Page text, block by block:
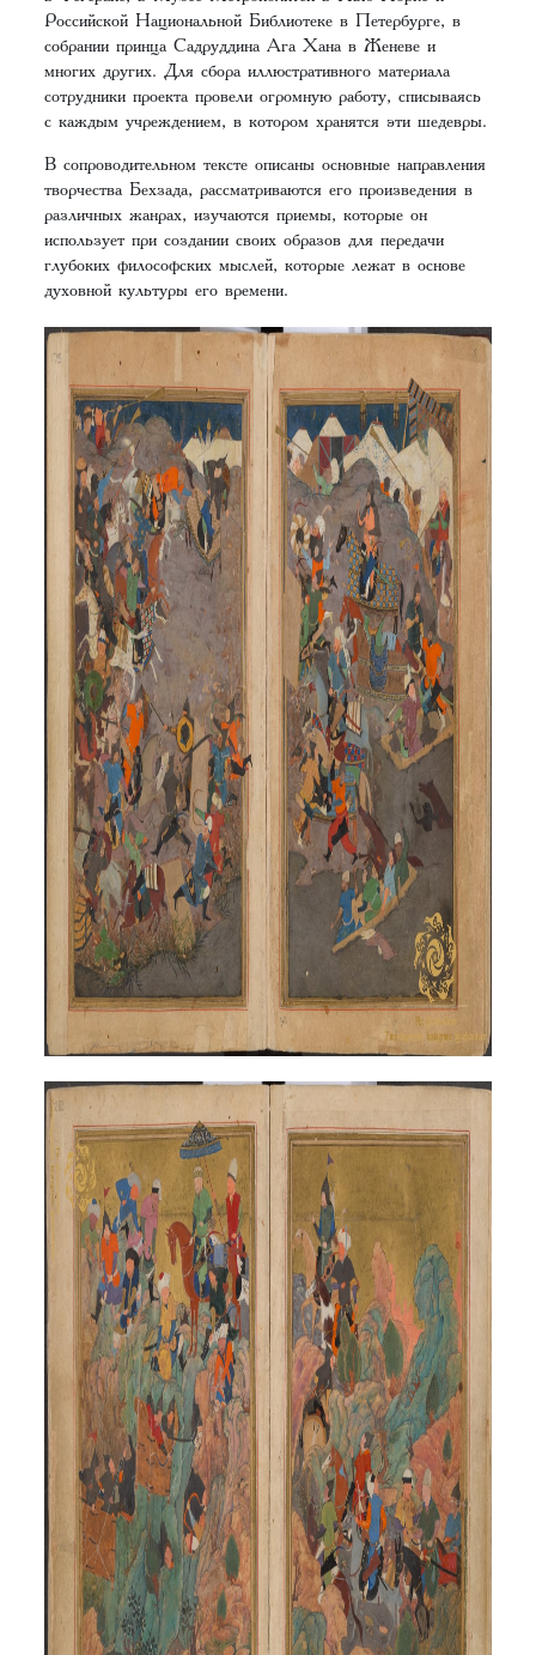
Российской Национальной Библиотеке в Петербурге, в
собрании принца Садруддина Ага Хана в Женеве и
многих других. Для сбора иллюстративного материала
сотрудники проекта провели огромную работу, списываясь
с каждым учреждением, в котором хранятся эти шедевры.
В сопроводительном тексте описаны основные направления
творчества Бехзада, рассматриваются его произведения в
различных жанрах, изучаются приемы, которые он
использует при создании своих образов для передачи
глубоких философских мыслей, которые лежат в основе
духовной культуры его времени.